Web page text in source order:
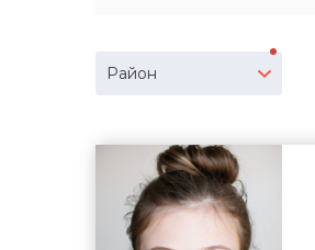
Район